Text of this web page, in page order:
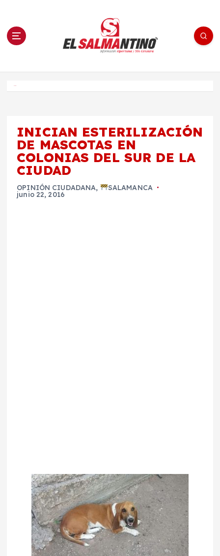
n El Salmantino - medios/noticias/editorial
INICIAN ESTERILIZACIÓN
DE MASCOTAS EN
COLONIAS DEL SUR DE LA
CIUDAD
OPINIÓN CIUDADANA, SALAMANCA
junio 22, 2016